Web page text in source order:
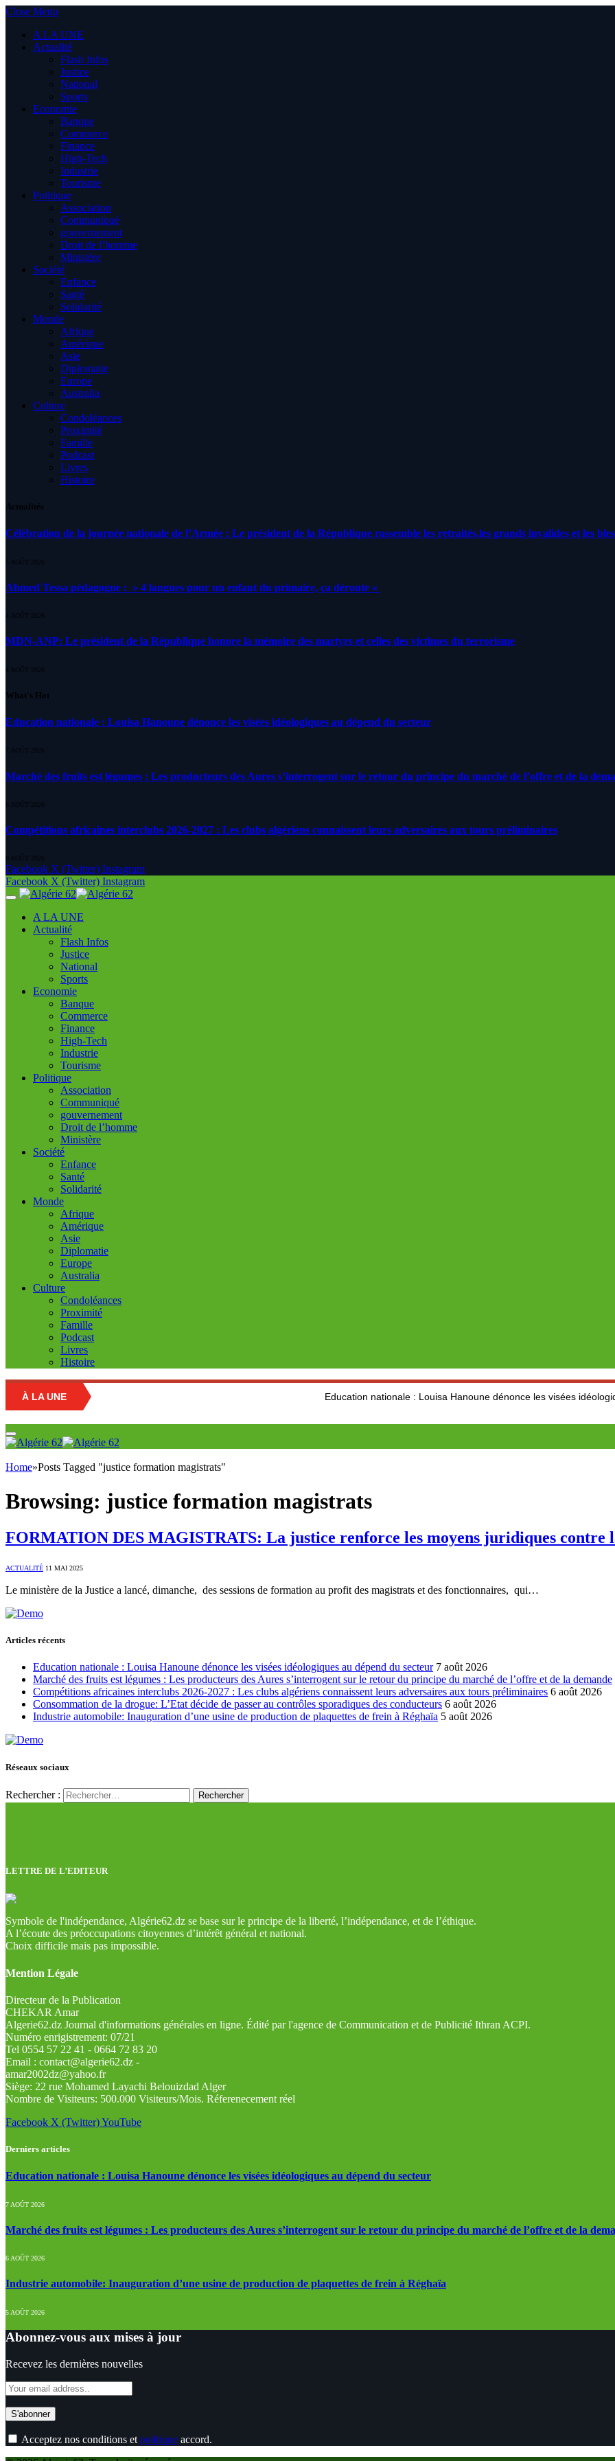
Close Menu
A LA UNE
Actualité
Flash Infos
Justice
National
Sports
Economie
Banque
Commerce
Finance
High-Tech
Industrie
Tourisme
Politique
Association
Communiqué
gouvernement
Droit de l’homme
Ministère
Société
Enfance
Santé
Solidarité
Monde
Afrique
Amérique
Asie
Diplomatie
Europe
Australia
Culture
Condoléances
Proximité
Famille
Podcast
Livres
Histoire
Actualités
Célébration de la journée nationale de l’Armée : Le président de la République rassemble les retraités,les grands invalides et les
5 AOÛT 2026
Ahmed Tessa pédagogue : » 4 langues pour un enfant du primaire, ça déroute «
4 AOÛT 2026
MDN-ANP: Le président de la République honore la mémoire des martyrs et celles des victimes du terrorisme
4 AOÛT 2026
What's Hot
Education nationale : Louisa Hanoune dénonce les visées idéologiques au dépend du secteur
7 AOÛT 2026
Marché des fruits est légumes : Les producteurs des Aures s’interrogent sur le retour du principe du marché de l’offre et de la
6 AOÛT 2026
Compétitions africaines interclubs 2026-2027 : Les clubs algériens connaissent leurs adversaires aux tours préliminaires
6 AOÛT 2026
Facebook X (Twitter) Instagram
Facebook X (Twitter) Instagram
A LA UNE
Actualité
Flash Infos
Justice
National
Sports
Economie
Banque
Commerce
Finance
High-Tech
Industrie
Tourisme
Politique
Association
Communiqué
gouvernement
Droit de l’homme
Ministère
Société
Enfance
Santé
Solidarité
Monde
Afrique
Amérique
Asie
Diplomatie
Europe
Australia
Culture
Condoléances
Proximité
Famille
Podcast
Livres
Histoire
À LA UNE Education nationale : Louisa Hanoune dénonce les visées idéologiques au
Home»Posts Tagged "justice formation magistrats"
Browsing: justice formation magistrats
FORMATION DES MAGISTRATS: La justice renforce les moyens juridiques contre
ACTUALITÉ 11 MAI 2025
Le ministère de la Justice a lancé, dimanche, des sessions de formation au profit des magistrats et des fonctionnaires, qui…
Articles récents
Education nationale : Louisa Hanoune dénonce les visées idéologiques au dépend du secteur 7 août 2026
Marché des fruits est légumes : Les producteurs des Aures s’interrogent sur le retour du principe du marché de l’offre et de la demande
Compétitions africaines interclubs 2026-2027 : Les clubs algériens connaissent leurs adversaires aux tours préliminaires 6 août 2026
Consommation de la drogue: L’Etat décide de passer au contrôles sporadiques des conducteurs 6 août 2026
Industrie automobile: Inauguration d’une usine de production de plaquettes de frein à Réghaïa 5 août 2026
Réseaux sociaux
Rechercher :
LETTRE DE L’EDITEUR
Symbole de l'indépendance, Algérie62.dz se base sur le principe de la liberté, l’indépendance, et de l’éthique.
A l’écoute des préoccupations citoyennes d’intérêt général et national.
Choix difficile mais pas impossible.
Mention Légale
Directeur de la Publication
CHEKAR Amar
Algerie62.dz Journal d'informations générales en ligne. Édité par l'agence de Communication et de Publicité Ithran ACPI.
Numéro enrigistrement: 07/21
Tel 0554 57 22 41 - 0664 72 83 20
Email : contact@algerie62.dz -
amar2002dz@yahoo.fr
Siège: 22 rue Mohamed Layachi Belouizdad Alger
Nombre de Visiteurs: 500.000 Visiteurs/Mois. Réferenecement réel
Facebook X (Twitter)YouTube
Derniers articles
Education nationale : Louisa Hanoune dénonce les visées idéologiques au dépend du secteur
7 AOÛT 2026
Marché des fruits est légumes : Les producteurs des Aures s’interrogent sur le retour du principe du marché de l’offre et de la
6 AOÛT 2026
Industrie automobile: Inauguration d’une usine de production de plaquettes de frein à Réghaïa
5 AOÛT 2026
Abonnez-vous aux mises à jour
Recevez les dernières nouvelles
Acceptez nos conditions et politique accord.